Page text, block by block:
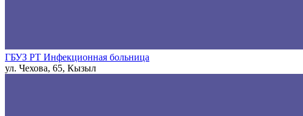
ГБУЗ РТ Инфекционная больница
ул. Чехова, 65, Кызыл